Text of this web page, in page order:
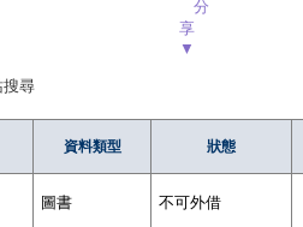
分
享
▼
搜尋
資料類型 狀態
圖書 不可外借